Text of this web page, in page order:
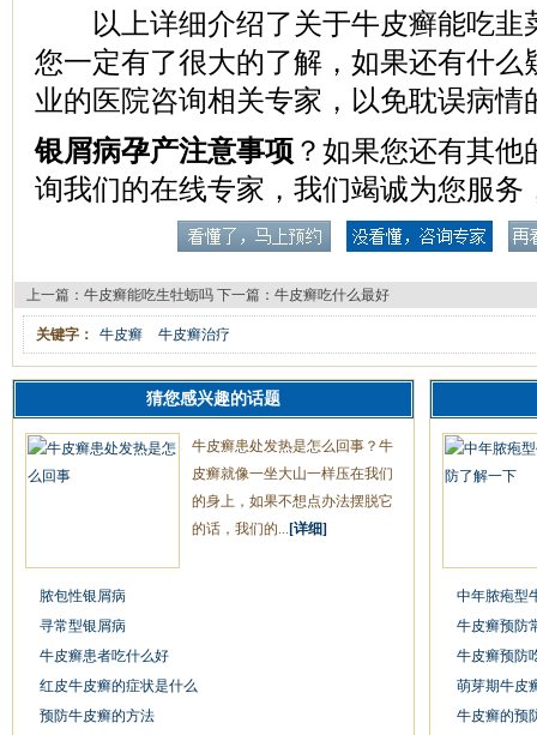
以上详细介绍了关于牛皮癣能吃韭
您一定有了很大的了解，如果还有什么
业的医院咨询相关专家，以免耽误病情
银屑病孕产注意事项 ？如果您还有其
询我们的在线专家，我们竭诚为您服务
上一篇： 牛皮癣能吃生牡蛎吗 下一篇： 牛皮癣吃什么最好
关键字： 牛皮癣 牛皮癣治疗
猜您感兴趣的话题
牛皮癣患处发热是怎么回事？牛
皮癣就像一坐大山一样压在我们
的身上，如果不想点办法摆脱它
的话，我们的... [详细]
脓包性银屑病
寻常型银屑病
牛皮癣患者吃什么好
红皮牛皮癣的症状是什么
预防牛皮癣的方法
中年脓疱型
牛皮癣预防
牛皮癣预防
萌芽期牛皮
牛皮癣的预